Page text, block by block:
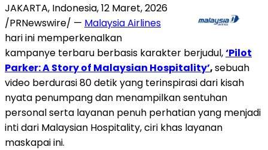
JAKARTA, Indonesia,12 Maret, 2026
/PRNewswire/ — Malaysia Airlines
hari ini memperkenalkan
kampanye terbaru berbasis karakter berjudul,‘Pilot
Parker: A Story of Malaysian Hospitality’,sebuah
video berdurasi 80 detik yang terinspirasi dari kisah
nyata penumpang dan menampilkan sentuhan
personal serta layanan penuh perhatian yang menjadi
inti dari Malaysian Hospitality, ciri khas layanan
maskapai ini.